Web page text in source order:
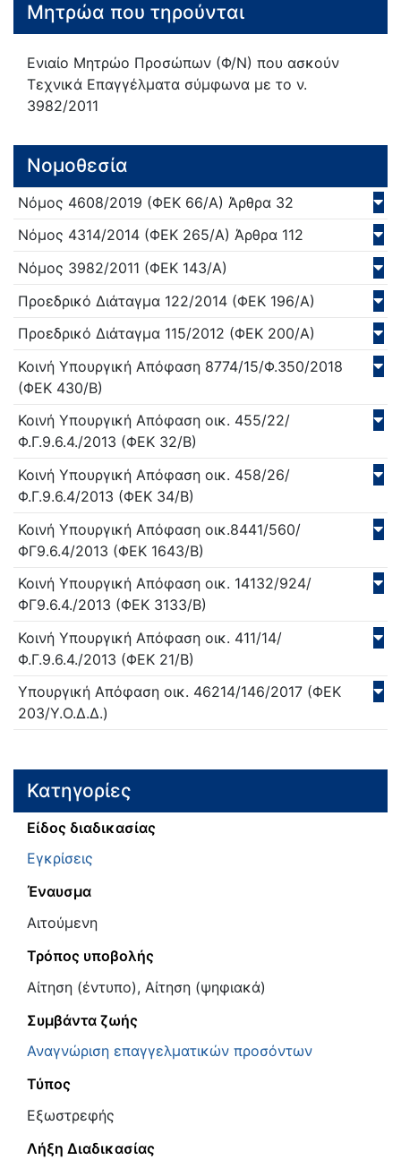
Μητρώα που τηρούνται
Ενιαίο Μητρώο Προσώπων (Φ/Ν) που ασκούν
Τεχνικά Επαγγέλματα σύμφωνα με το ν.
3982/2011
Νομοθεσία
Νόμος 4608/2019 (ΦΕΚ 66/Α) Άρθρα 32
Νόμος 4314/2014 (ΦΕΚ 265/Α) Άρθρα 112
Νόμος 3982/2011 (ΦΕΚ 143/Α)
Προεδρικό Διάταγμα 122/2014 (ΦΕΚ 196/Α)
Προεδρικό Διάταγμα 115/2012 (ΦΕΚ 200/Α)
Κοινή Υπουργική Απόφαση 8774/15/Φ.350/2018
(ΦΕΚ 430/Β)
Κοινή Υπουργική Απόφαση οικ. 455/22/
Φ.Γ.9.6.4./2013 (ΦΕΚ 32/Β)
Κοινή Υπουργική Απόφαση οικ. 458/26/
Φ.Γ.9.6.4/2013 (ΦΕΚ 34/Β)
Κοινή Υπουργική Απόφαση οικ.8441/560/
ΦΓ9.6.4/2013 (ΦΕΚ 1643/Β)
Κοινή Υπουργική Απόφαση οικ. 14132/924/
ΦΓ9.6.4./2013 (ΦΕΚ 3133/Β)
Κοινή Υπουργική Απόφαση οικ. 411/14/
Φ.Γ.9.6.4./2013 (ΦΕΚ 21/Β)
Υπουργική Απόφαση οικ. 46214/146/2017 (ΦΕΚ
203/Υ.Ο.Δ.Δ.)
Κατηγορίες
Είδος διαδικασίας
Εγκρίσεις
Έναυσμα
Αιτούμενη
Τρόπος υποβολής
Αίτηση (έντυπο), Αίτηση (ψηφιακά)
Συμβάντα ζωής
Αναγνώριση επαγγελματικών προσόντων
Τύπος
Εξωστρεφής
Λήξη Διαδικασίας